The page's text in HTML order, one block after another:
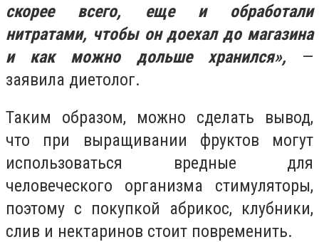
скорее всего, еще и обработали
нитратами, чтобы он доехал до магазина
и как можно дольше хранился», —
заявила диетолог.
Таким образом, можно сделать вывод,
что при выращивании фруктов могут
использоваться вредные для
человеческого организма стимуляторы,
поэтому с покупкой абрикос, клубники,
слив и нектаринов стоит повременить.